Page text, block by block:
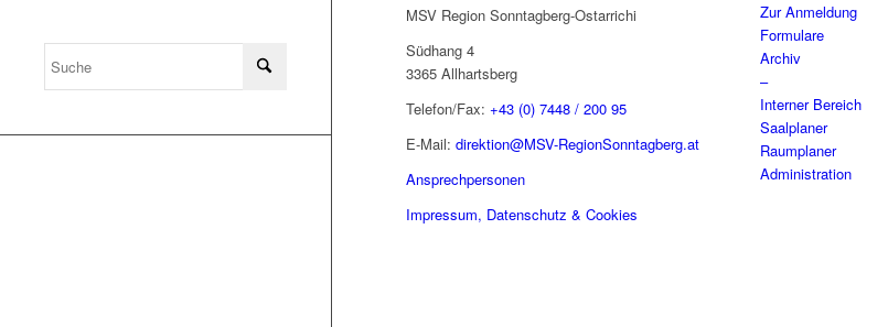
MSV Region Sonntagberg-Ostarrichi
Südhang 4
3365 Allhartsberg
Telefon/Fax: +43 (0) 7448 / 200 95
E-Mail: direktion@MSV-RegionSonntagberg.at
Ansprechpersonen
Impressum, Datenschutz & Cookies
Zur Anmeldung
Formulare
Archiv
–
Interner Bereich
Saalplaner
Raumplaner
Administration